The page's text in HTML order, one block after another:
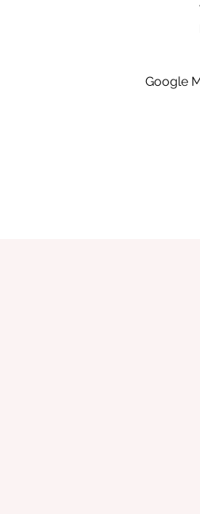
Google